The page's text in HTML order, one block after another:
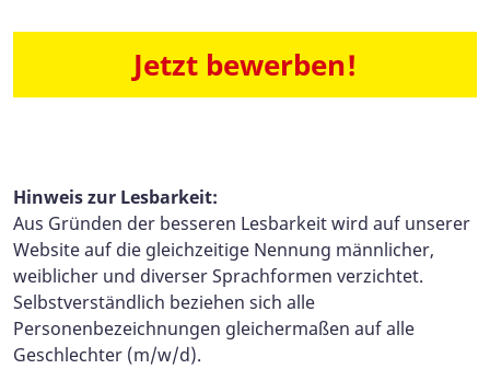
Jetzt bewerben!
Hinweis zur Lesbarkeit:
Aus Gründen der besseren Lesbarkeit wird auf unserer
Website auf die gleichzeitige Nennung männlicher,
weiblicher und diverser Sprachformen verzichtet.
Selbstverständlich beziehen sich alle
Personenbezeichnungen gleichermaßen auf alle
Geschlechter (m/w/d).